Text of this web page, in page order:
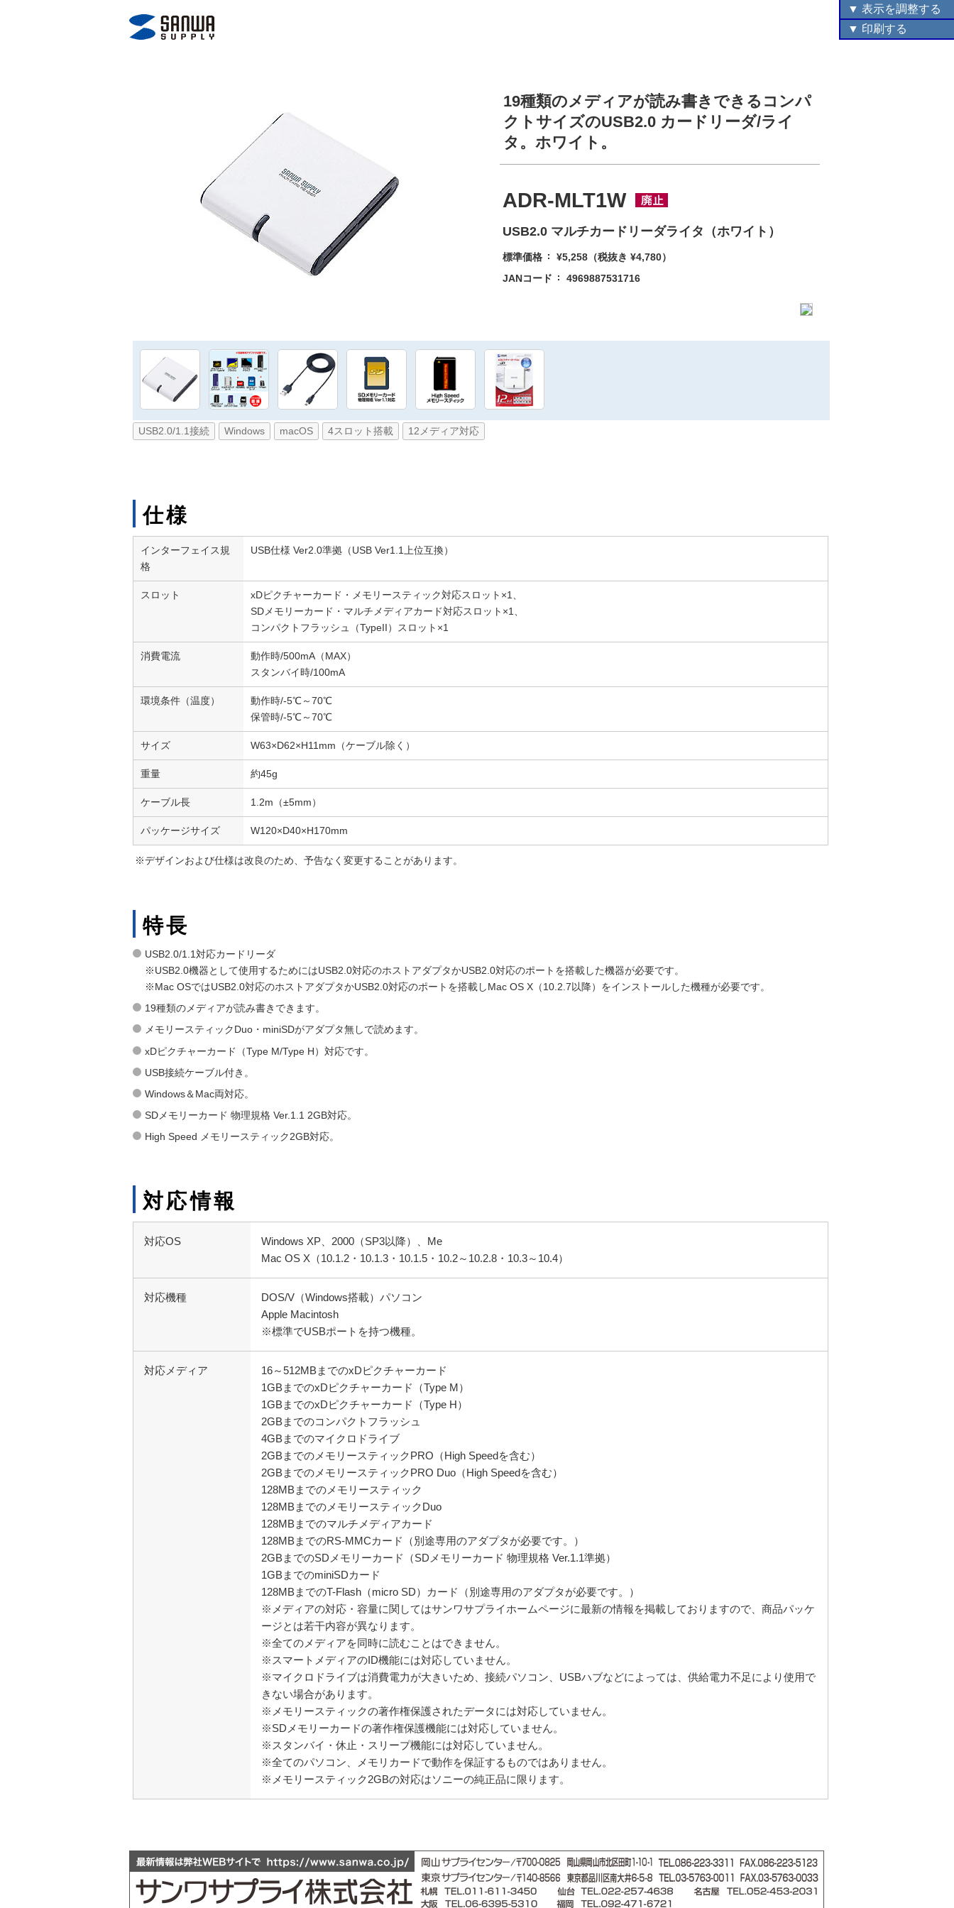
19種類のメディアが読み書きできるコンパ
クトサイズのUSB2.0 カードリーダ/ライ
タ。ホワイト。
ADR-MLT1W
USB2.0 マルチカードリーダライタ（ホワイト）
標準価格 ¥5,258 （税抜き ¥4,780）
JANコード
4969887531716
USB2.0/1.1接続 Windows macOS 4スロット搭載 12メディア対応
仕様
インターフェイス規
格
USB仕様 Ver2.0準拠（USB Ver1.1上位互換）
スロット
xDピクチャーカード・メモリースティック対応スロット×1、
SDメモリーカード・マルチメディアカード対応スロット×1、
コンパクトフラッシュ（TypeII）スロット×1
消費電流
動作時/500mA（MAX）
スタンバイ時/100mA
環境条件（温度）
動作時/-5℃～70℃
保管時/-5℃～70℃
サイズ W63×D62×H11mm（ケーブル除く）
重量 約45g
ケーブル長 1.2m（±5mm）
パッケージサイズ W120×D40×H170mm
※デザインおよび仕様は改良のため、予告なく変更することがあります。
特長
USB2.0/1.1対応カードリーダ
※USB2.0機器として使用するためにはUSB2.0対応のホストアダプタかUSB2.0対応のポートを搭載した機器が必要です。
※Mac OSではUSB2.0対応のホストアダプタかUSB2.0対応のポートを搭載しMac OS X（10.2.7以降）をインストールした機種が必要です。
19種類のメディアが読み書きできます。
メモリースティックDuo・miniSDがアダプタ無しで読めます。
xDピクチャーカード（Type M/Type H）対応です。
USB接続ケーブル付き。
Windows＆Mac両対応。
SDメモリーカード 物理規格 Ver.1.1 2GB対応。
High Speed メモリースティック2GB対応。
対応情報
対応OS
Windows XP、2000（SP3以降）、Me
Mac OS X（10.1.2・10.1.3・10.1.5・10.2～10.2.8・10.3～10.4）
対応機種
DOS/V（Windows搭載）パソコン
Apple Macintosh
※標準でUSBポートを持つ機種。
対応メディア
16～512MBまでのxDピクチャーカード
1GBまでのxDピクチャーカード（Type M）
1GBまでのxDピクチャーカード（Type H）
2GBまでのコンパクトフラッシュ
4GBまでのマイクロドライブ
2GBまでのメモリースティックPRO（High Speedを含む）
2GBまでのメモリースティックPRO Duo（High Speedを含む）
128MBまでのメモリースティック
128MBまでのメモリースティックDuo
128MBまでのマルチメディアカード
128MBまでのRS-MMCカード（別途専用のアダプタが必要です。）
2GBまでのSDメモリーカード（SDメモリーカード 物理規格 Ver.1.1準拠）
1GBまでのminiSDカード
128MBまでのT-Flash（micro SD）カード（別途専用のアダプタが必要です。）
※メディアの対応・容量に関してはサンワサプライホームページに最新の情報を掲載しておりますので、商品パッケ
ージとは若干内容が異なります。
※全てのメディアを同時に読むことはできません。
※スマートメディアのID機能には対応していません。
※マイクロドライブは消費電力が大きいため、接続パソコン、USBハブなどによっては、供給電力不足により使用で
きない場合があります。
※メモリースティックの著作権保護されたデータには対応していません。
※SDメモリーカードの著作権保護機能には対応していません。
※スタンバイ・休止・スリープ機能には対応していません。
※全てのパソコン、メモリカードで動作を保証するものではありません。
※メモリースティック2GBの対応はソニーの純正品に限ります。
▼ 表示を調整する
▼ 印刷する